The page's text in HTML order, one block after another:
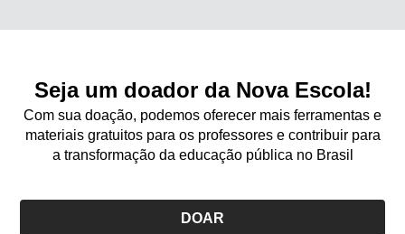
Seja um doador da Nova Escola!
Com sua doação, podemos oferecer mais ferramentas e
materiais gratuitos para os professores e contribuir para
a transformação da educação pública no Brasil
DOAR